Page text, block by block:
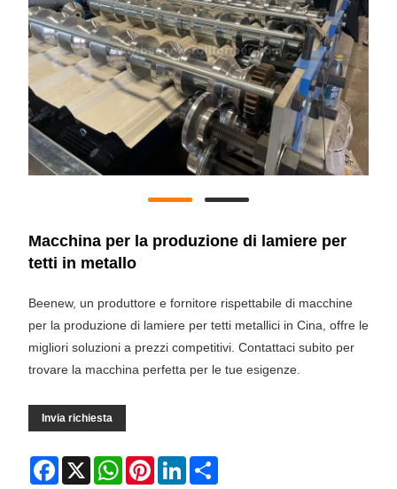
Macchina per la produzione di lamiere per
tetti in metallo
Beenew, un produttore e fornitore rispettabile di macchine
per la produzione di lamiere per tetti metallici in Cina, offre le
migliori soluzioni a prezzi competitivi. Contattaci subito per
trovare la macchina perfetta per le tue esigenze.
Invia richiesta
Facebook
X WhatsAppPinterestLinkedIn